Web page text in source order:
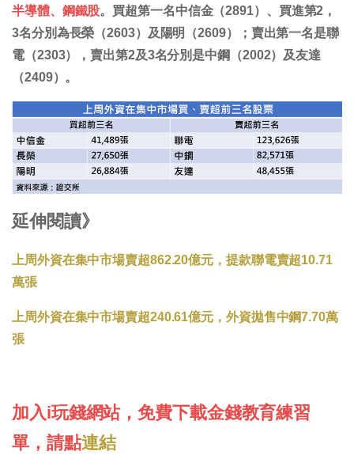
半導體、鋼鐵股。買超第一名中信金（2891）、買進第2，
3名分別為長榮（2603）及陽明（2609）；賣出第一名是聯
電（2303），賣出第2及3名分別是中鋼（2002）及友達
（2409）。
延伸閱讀》
上周外資在集中市場賣超862.20億元，提款聯電賣超10.71
萬張
上周外資在集中市場賣超240.61億元，外資拋售中鋼7.70萬
張
加入i玩錢網站，免費下載金錢教育練習
單，請點連結